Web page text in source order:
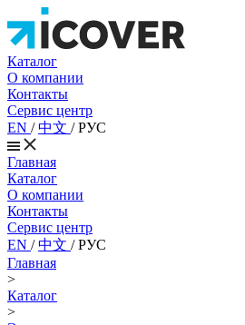
Каталог
О компании
Контакты
Сервис центр
EN /中文 /РУС
Главная
Каталог
О компании
Контакты
Сервис центр
EN /中文 /РУС
Главная
>
Каталог
>